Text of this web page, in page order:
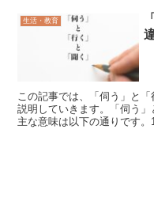
生活・教育
この記事では、「伺う」と
説明していきます。「伺う」
主な意味は以下の通りです